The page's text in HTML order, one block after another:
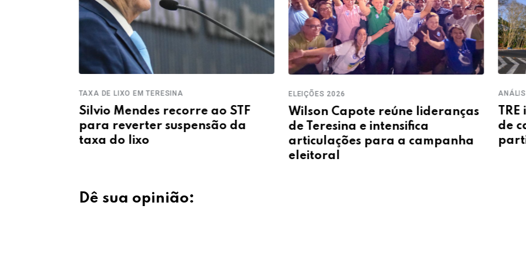
ELEIÇÕES 2026
Wilson Capote reúne lideranças
de Teresina e intensifica
articulações para a campanha
ANÁLISE
TRE inicia análise dos registros
de candidatura e alerta
partidos sobre prazos
AO
Dê sua opinião: